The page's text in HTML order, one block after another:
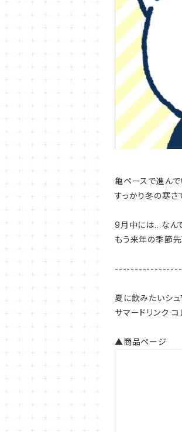
亀ペースで進んで
すっかり冬の寒さ
9月中には…なん
もう来年の季節先
夏に飲みたいシュ
サマードリンク コ
▲商品ページ